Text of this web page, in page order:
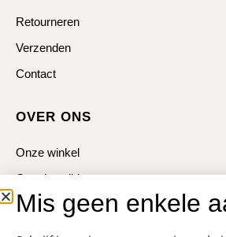
Retourneren
Verzenden
Contact
OVER ONS
Onze winkel
Openingstijden
Koopzondagen
Mis geen enkele